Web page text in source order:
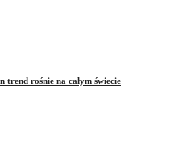
trend rośnie na całym świecie